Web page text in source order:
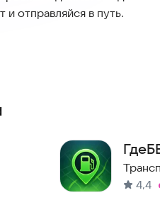
отправляйся в путь.
Все самокаты
Приложение
4,4